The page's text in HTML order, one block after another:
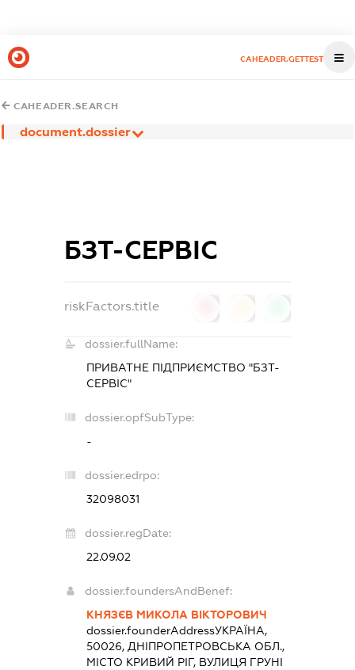
CAHEADER.GETTEST
CAHEADER.SEARCH
document.dossier
БЗТ-СЕРВІС
riskFactors.title
dossier.fullName:
ПРИВАТНЕ ПІДПРИЄМСТВО "БЗТ-
СЕРВІС"
dossier.opfSubType:
-
dossier.edrpo:
32098031
dossier.regDate:
22.09.02
dossier.foundersAndBenef:
КНЯЗЄВ МИКОЛА ВІКТОРОВИЧ
dossier.founderAddressУКРАЇНА,
50026, ДНІПРОПЕТРОВСЬКА ОБЛ.,
МІСТО КРИВИЙ РІГ, ВУЛИЦЯ ГРУНІ